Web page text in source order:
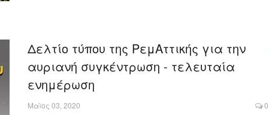
Δελτίο τύπου της ΡεμΑττικής για την
αυριανή συγκέντρωση - τελευταία
ενημέρωση
Μαϊος 03, 2020 0